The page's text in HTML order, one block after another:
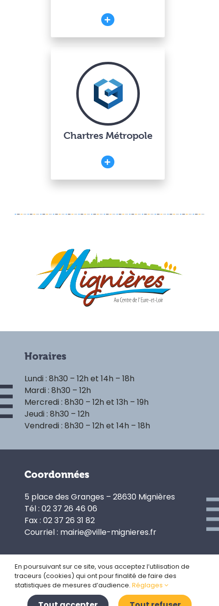
Chartres Métropole
Horaires
Lundi : 8h30 – 12h et 14h – 18h
Mardi : 8h30 – 12h
Mercredi : 8h30 – 12h et 13h – 19h
Jeudi : 8h30 – 12h
Vendredi : 8h30 – 12h et 14h – 18h
Coordonnées
5 place des Granges – 28630 Mignières
Tél : 02 37 26 46 06
Fax : 02 37 26 31 82
Courriel : mairie@ville-mignieres.fr
Politique de confidentialité
Gestion des cookies
Plan du site
En poursuivant sur ce site, vous acceptez l’utilisation de
traceurs (cookies) qui ont pour finalité de faire des
statistiques de mesures d’audience. Réglages